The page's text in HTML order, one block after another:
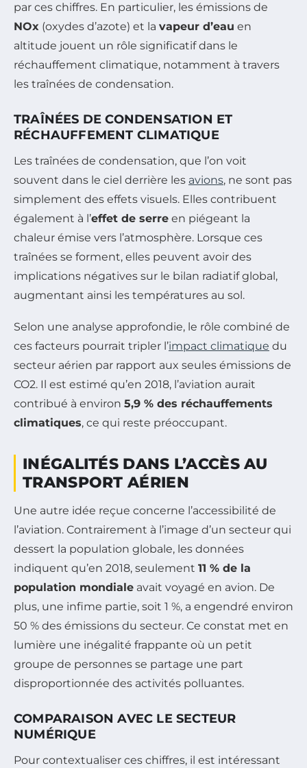
par ces chiffres. En particulier, les émissions de
NOx (oxydes d’azote) et la vapeur d’eau en
altitude jouent un rôle significatif dans le
réchauffement climatique, notamment à travers
les traînées de condensation.
TRAÎNÉES DE CONDENSATION ET
RÉCHAUFFEMENT CLIMATIQUE
Les traînées de condensation, que l’on voit
souvent dans le ciel derrière les avions, ne sont pas
simplement des effets visuels. Elles contribuent
également à l’effet de serre en piégeant la
chaleur émise vers l’atmosphère. Lorsque ces
traînées se forment, elles peuvent avoir des
implications négatives sur le bilan radiatif global,
augmentant ainsi les températures au sol.
Selon une analyse approfondie, le rôle combiné de
ces facteurs pourrait tripler l’impact climatique du
secteur aérien par rapport aux seules émissions de
CO2. Il est estimé qu’en 2018, l’aviation aurait
contribué à environ 5,9 % des réchauffements
climatiques, ce qui reste préoccupant.
INÉGALITÉS DANS L’ACCÈS AU
TRANSPORT AÉRIEN
Une autre idée reçue concerne l’accessibilité de
l’aviation. Contrairement à l’image d’un secteur qui
dessert la population globale, les données
indiquent qu’en 2018, seulement 11 % de la
population mondiale avait voyagé en avion. De
plus, une infime partie, soit 1 %, a engendré environ
50 % des émissions du secteur. Ce constat met en
lumière une inégalité frappante où un petit
groupe de personnes se partage une part
disproportionnée des activités polluantes.
COMPARAISON AVEC LE SECTEUR
NUMÉRIQUE
Pour contextualiser ces chiffres, il est intéressant